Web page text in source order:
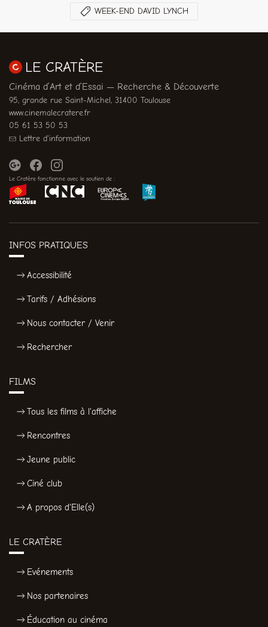
WEEK-END DAVID LYNCH
LE CRATÈRE
Cinéma d’Art et d’Essai — Recherche & Découverte
95, grande rue Saint-Michel, 31400 Toulouse
www.cinemalecratere.fr
05 61 53 50 53
Lettre d'information
Le Cratère fonctionne avec le soutien de :
INFOS PRATIQUES
Accessibilité
Tarifs / Adhésions
Nous contacter / Venir
Rechercher
FILMS
Tous les films à l'affiche
Rencontres
Jeune public
Ciné club
A propos d'Elle(s)
LE CRATÈRE
Evénements
Nos partenaires
Éducation au cinéma